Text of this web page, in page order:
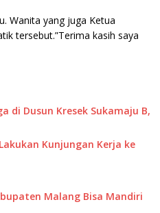
Wanita yang juga Ketua
tersebut.”Terima kasih saya
di Dusun Kresek Sukamaju B,
Kunjungan Kerja ke
Malang Bisa Mandiri